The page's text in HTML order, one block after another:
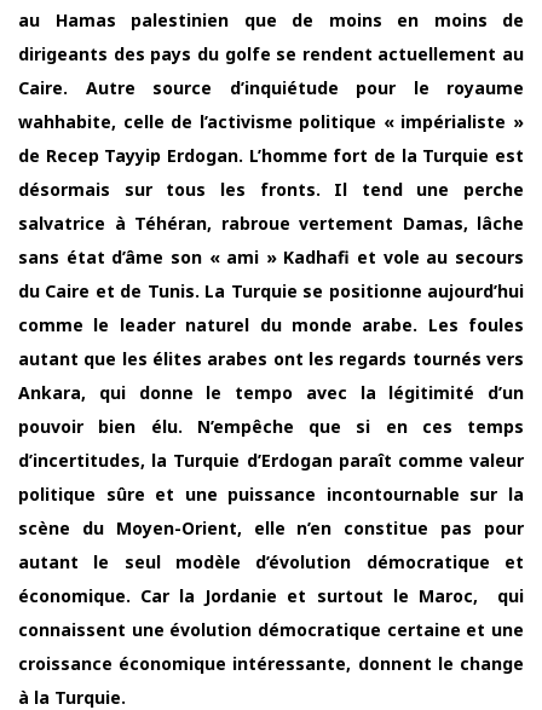
au Hamas palestinien que de moins en moins de
dirigeants des pays du golfe se rendent actuellement au
Caire. Autre source d’inquiétude pour le royaume
wahhabite, celle de l’activisme politique « impérialiste »
de Recep Tayyip Erdogan. L’homme fort de la Turquie est
désormais sur tous les fronts. Il tend une perche
salvatrice à Téhéran, rabroue vertement Damas, lâche
sans état d’âme son « ami » Kadhafi et vole au secours
du Caire et de Tunis. La Turquie se positionne aujourd’hui
comme le leader naturel du monde arabe. Les foules
autant que les élites arabes ont les regards tournés vers
Ankara, qui donne le tempo avec la légitimité d’un
pouvoir bien élu. N’empêche que si en ces temps
d’incertitudes, la Turquie d’Erdogan paraît comme valeur
politique sûre et une puissance incontournable sur la
scène du Moyen-Orient, elle n’en constitue pas pour
autant le seul modèle d’évolution démocratique et
économique. Car la Jordanie et surtout le Maroc, qui
connaissent une évolution démocratique certaine et une
croissance économique intéressante, donnent le change
à la Turquie.